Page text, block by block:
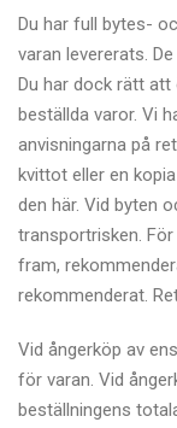
Du har full bytes-
varan levererats.
Du har dock rätt
beställda varor. Vi
anvisningarna på
kvittot eller en
den här. Vid byten
transportrisken.
fram,
rekommenderat.
Vid ångerköp av
för varan. Vid
beställningens